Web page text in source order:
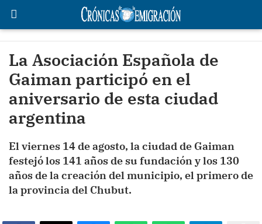
La Asociación Española de
Gaiman participó en el
aniversario de esta ciudad
argentina
El viernes 14 de agosto, la ciudad de Gaiman
festejó los 141 años de su fundación y los 130
años de la creación del municipio, el primero de
la provincia del Chubut.